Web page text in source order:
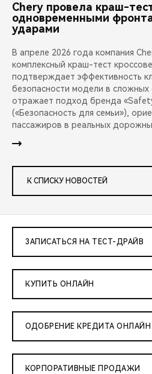
Chery провела краш-
одновременными
ударами
В апреле 2026 года компания
комплексный краш-тест
подтверждает эффективность
безопасности модели в сложных
отражает подход бренда
(«Безопасность для семьи»),
пассажиров в реальных
К СПИСКУ НОВОСТЕЙ
ЗАПИСАТЬСЯ НА ТЕСТ-ДРАЙВ
КУПИТЬ ОНЛАЙН
ОДОБРЕНИЕ КРЕДИТА ОНЛАЙН
КОРПОРАТИВНЫЕ ПРОДАЖИ